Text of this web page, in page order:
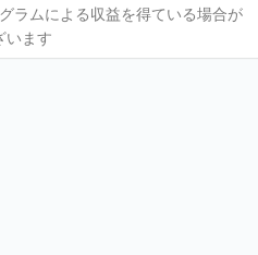
ラムによる収益を得ている場合が
います